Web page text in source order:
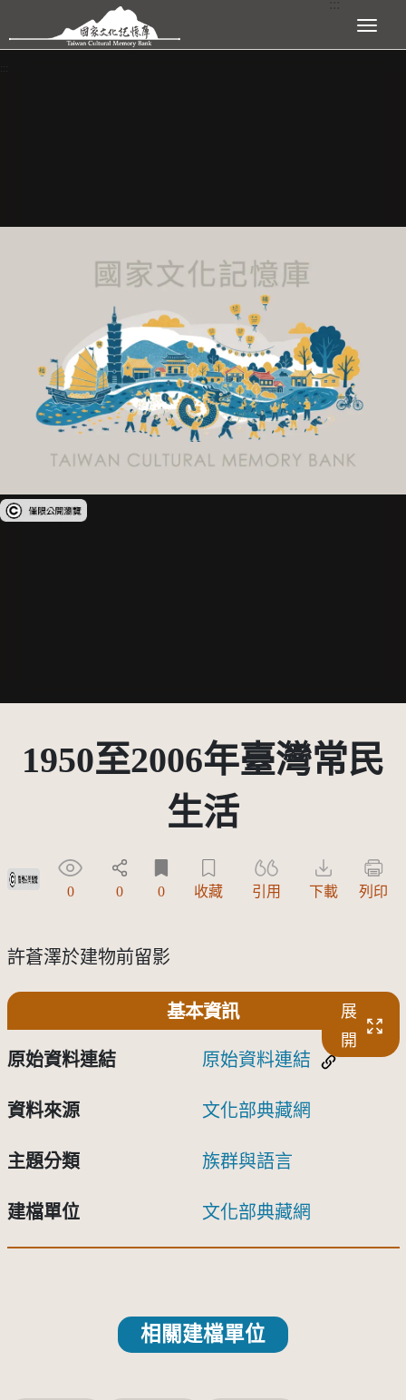
跳到主要內容區塊 展開選單
:::
受著作權法保護-僅限於本平台有限度公開瀏覽
1950至2006年臺灣常民
生活
受著作權法保護-僅限於本平台有限度公開瀏覽
0 0 0 收藏 引用 下載 列印
許蒼澤於建物前留影
基本資訊
展
開
原始資料連結 原始資料連結
資料來源 文化部典藏網
主題分類 族群與語言
建檔單位 文化部典藏網
相關建檔單位